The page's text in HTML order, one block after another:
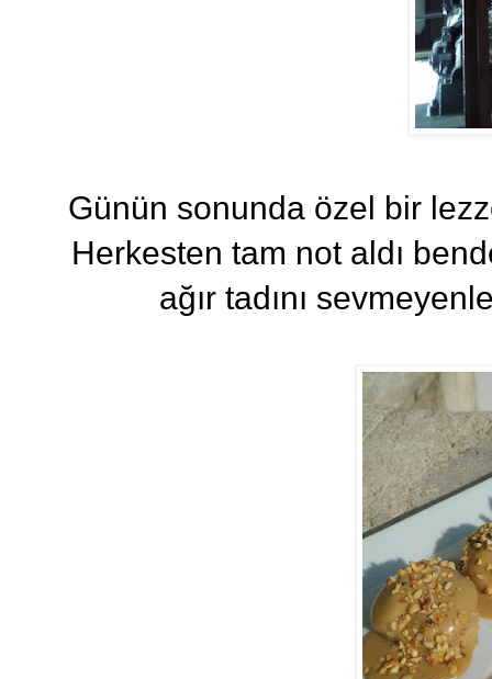
Günün sonunda özel bir
Herkesten tam not aldı
ağır tadını